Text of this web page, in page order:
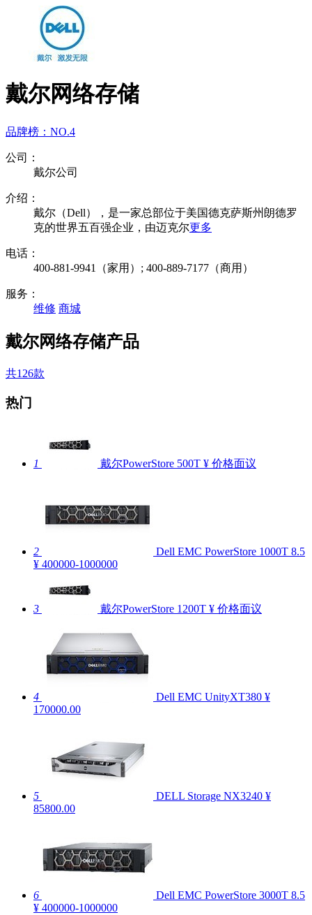
戴尔网络存储
品牌榜： NO.4
公司：
戴尔公司
介绍：
戴尔（Dell），是一家总部位于美国德克萨斯州朗德罗
克的世界五百强企业，由迈克尔更多
电话：
400-881-9941（家用）; 400-889-7177（商用）
服务：
维修 商城
戴尔网络存储产品
共126款
热门
1 戴尔PowerStore 500T ¥ 价格面议
2 Dell EMC PowerStore 1000T 8.5
¥ 400000-1000000
3 戴尔PowerStore 1200T ¥ 价格面议
4 Dell EMC UnityXT380 ¥
170000.00
5 DELL Storage NX3240 ¥
85800.00
6 Dell EMC PowerStore 3000T 8.5
¥ 400000-1000000